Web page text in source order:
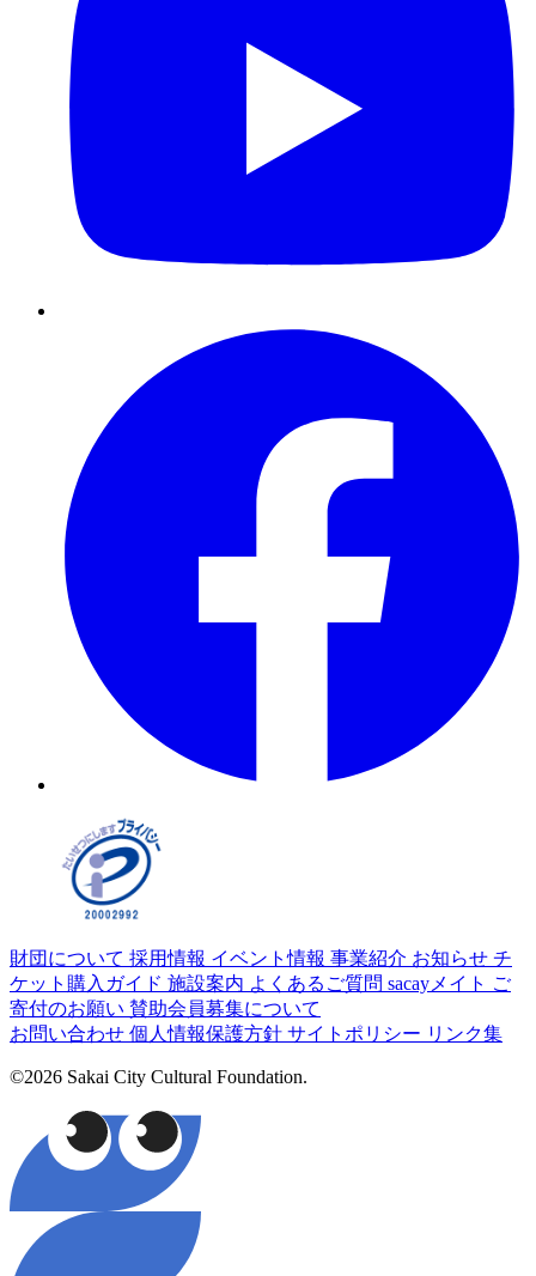
財団について 採用情報 イベント情報 事業紹介 お知らせ チ
ケット購入ガイド 施設案内 よくあるご質問 sacayメイト ご
寄付のお願い 賛助会員募集について
お問い合わせ 個人情報保護方針 サイトポリシー リンク集
©2026 Sakai City Cultural Foundation.